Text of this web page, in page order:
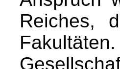
Reiches,